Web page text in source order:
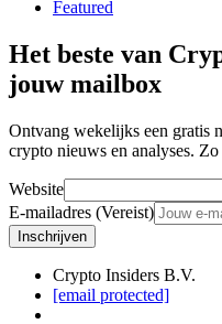
Featured
Het beste van
jouw mailbox
Ontvang wekelijks een gratis
crypto nieuws en analyses.
Website
E-mailadres (Vereist)
Inschrijven
Crypto Insiders B.V.
[email protected]